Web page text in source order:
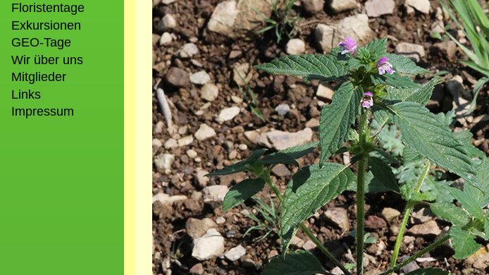
Floristentage
Exkursionen
GEO-Tage
Wir über uns
Mitglieder
Links
Impressum